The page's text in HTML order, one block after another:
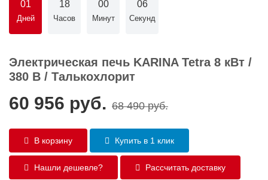
01
Дней
18
Часов
00
Минут
05
Секунд
Электрическая печь KARINA Tetra 8 кВт /
380 В / Талькохлорит
60 956 руб. 68 490 руб.
В корзину Купить в 1 клик
Нашли дешевле? Рассчитать доставку